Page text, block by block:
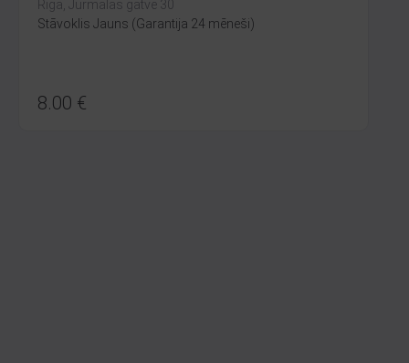
Rīga, Jūrmalas gatve 30
Stāvoklis Jauns (Garantija 24 mēneši)
8.00 €